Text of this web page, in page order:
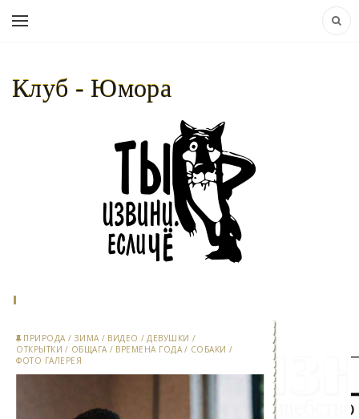
Клуб - Юмора
ПРИРОДА / ЗИМА / ВИДЕО /ДЕВУШКИ /
ОТКРЫТКИ / ОБЩАГА / ВРЕМЕНА ГОДА / СОБАКИ /
ФОТО ГАЛЕРЕЯ